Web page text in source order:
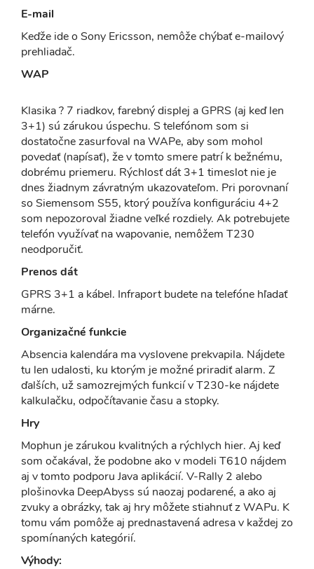
E-mail
Keďže ide o Sony Ericsson, nemôže chýbať e-mailový
prehliadač.
WAP
Klasika ? 7 riadkov, farebný displej a GPRS (aj keď len
3+1) sú zárukou úspechu. S telefónom som si
dostatočne zasurfoval na WAPe, aby som mohol
povedať (napísať), že v tomto smere patrí k bežnému,
dobrému priemeru. Rýchlosť dát 3+1 timeslot nie je
dnes žiadnym závratným ukazovateľom. Pri porovnaní
so Siemensom S55, ktorý používa konfiguráciu 4+2
som nepozoroval žiadne veľké rozdiely. Ak potrebujete
telefón využívať na wapovanie, nemôžem T230
neodporučiť.
Prenos dát
GPRS 3+1 a kábel. Infraport budete na telefóne hľadať
márne.
Organizačné funkcie
Absencia kalendára ma vyslovene prekvapila. Nájdete
tu len udalosti, ku ktorým je možné priradiť alarm. Z
ďalších, už samozrejmých funkcií v T230-ke nájdete
kalkulačku, odpočítavanie času a stopky.
Hry
Mophun je zárukou kvalitných a rýchlych hier. Aj keď
som očakával, že podobne ako v modeli T610 nájdem
aj v tomto podporu Java aplikácií. V-Rally 2 alebo
plošinovka DeepAbyss sú naozaj podarené, a ako aj
zvuky a obrázky, tak aj hry môžete stiahnuť z WAPu. K
tomu vám pomôže aj prednastavená adresa v každej zo
spomínaných kategórií.
Výhody: